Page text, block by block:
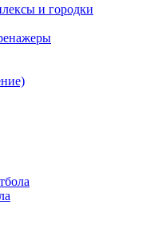
и городки